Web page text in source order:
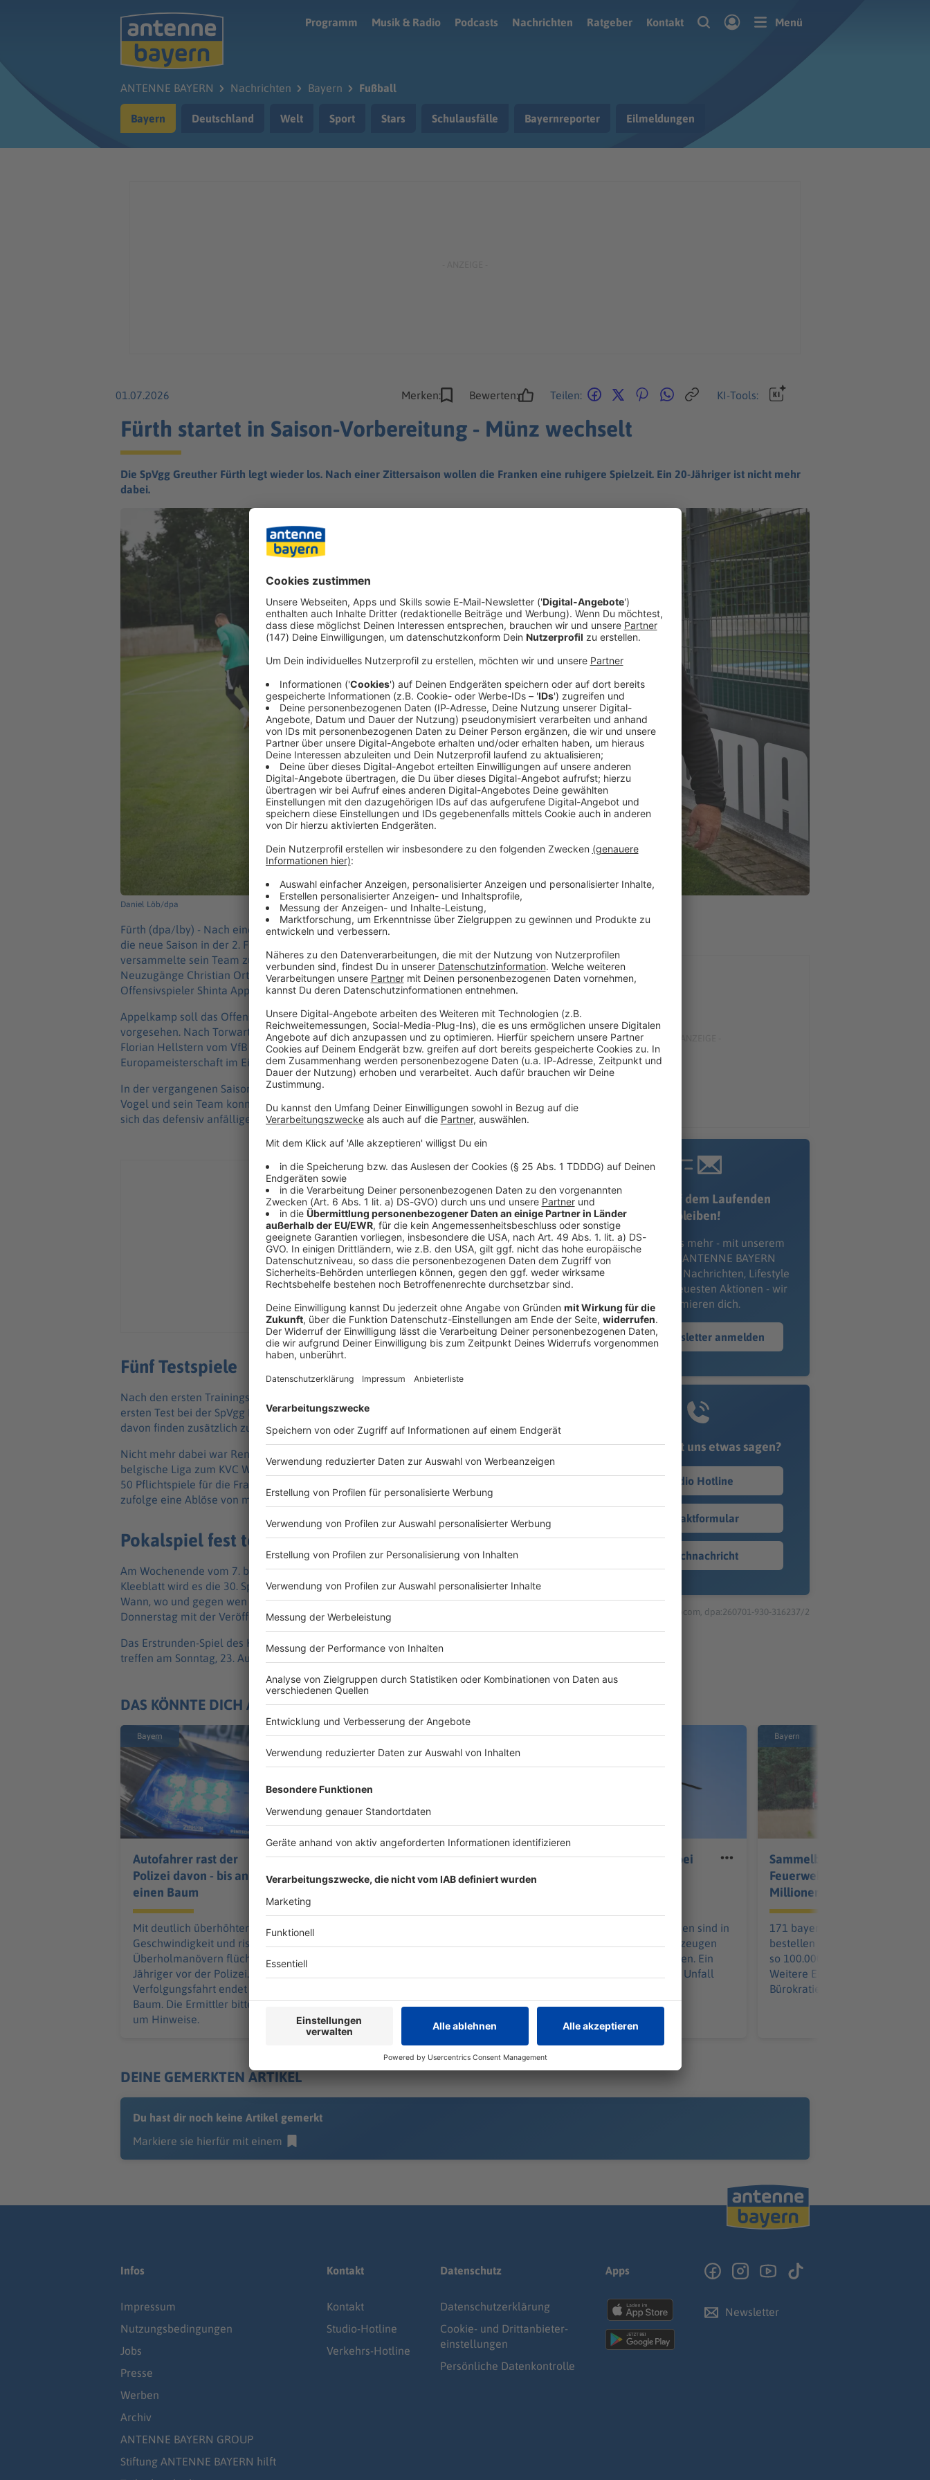
Programm
Musik & Radio Podcasts Nachrichten Ratgeber Kontakt Menü
ANTENNE BAYERN Nachrichten Bayern Fußball
Bayern Deutschland Welt Sport Stars Schulausfälle Bayernreporter Eilmeldungen
01.07.2026 Merken: Bewerten: Teilen: KI-Tools:
Fürth startet in Saison-Vorbereitung - Münz wechselt
Die SpVgg Greuther Fürth legt wieder los. Nach einer Zittersaison wollen die Franken eine ruhigere Spielzeit. Ein 20-Jähriger ist nicht mehr
dabei.
Daniel Löb/dpa
Fürth (dpa/lby) - Nach einer Zittersaison hat die SpVgg Greuther Fürth die Vorbereitung auf
die neue Saison in der 2. Fußball-Bundesliga aufgenommen. Trainer Heiko Vogel
versammelte sein Team zum offiziellen Trainingsauftakt. Mit dabei waren auch die
Neuzugänge Christian Ortag, der seine Routine im Tor weitergeben soll, und der neue
Offensivspieler Shinta Appelkamp.
Appelkamp soll das Offensivspiel ankurbeln, Ortag ist als Backup für die neue Nummer 1
vorgesehen. Nach Torwartproblemen in der vergangenen Saison hatten die Franken Talent
Florian Hellstern vom VfB Stuttgart verpflichtet. Der 18-Jährige ist aktuell bei der U19-
Europameisterschaft im Einsatz.
In der vergangenen Saison mussten die Franken lange um den Klassenverbleib bangen.
Vogel und sein Team konnten diesen erst in der Relegation sichern. In der neuen Saison soll
sich das defensiv anfällige Team stabiler präsentieren.
Fünf Testspiele
Nach den ersten Trainingstagen kommt es für die Spielvereinigung dann am Sonntag zum
ersten Test bei der SpVgg Bayreuth. Es folgen fünf weitere Testspiele im Sommer, zwei
davon finden zusätzlich zum Bayreuth-Spiel in der Region statt - in Eltersdorf und Bamberg.
Nicht mehr dabei war Reno Münz. Der 20 Jahre alte Abwehrspieler wechselt in die erste
belgische Liga zum KVC Westerlo. Münz absolvierte in den vergangenen beiden Spielzeiten
50 Pflichtspiele für die Franken. Der Verkauf des Talents soll den Fürthern Spekulationen
zufolge eine Ablöse von mehr als einer Million Euro einbringen.
Pokalspiel fest terminiert
Am Wochenende vom 7. bis 9. August startet die 2. Bundesliga in die neue Saison. Für das
Kleeblatt wird es die 30. Spielzeit in Serie in den beiden höchsten deutschen Spielklassen.
Wann, wo und gegen wen der Auftakt der Spielvereinigung stattfindet, wird an diesem
Donnerstag mit der Veröffentlichung des Spielplans bekannt.
Das Erstrunden-Spiel des Kleeblatts im DFB-Pokal ist dagegen schon terminiert. Die Fürther
treffen am Sonntag, 23. August, zu Hause auf Ligakonkurrent VfL Bochum.
Immer auf dem Laufenden
bleiben!
Verpass' nichts mehr - mit unserem
kostenlosen ANTENNE BAYERN
Newsletter. Ob Nachrichten, Lifestyle
oder unsere neuesten Aktionen - wir
informieren dich.
Zum Newsletter anmelden
Du möchtest uns etwas sagen?
Studio Hotline
Kontaktformular
Sprachnachricht
© dpa-infocom, dpa:260701-930-316237/2
DAS KÖNNTE DICH AUCH INTERESSIEREN
Bayern
Autofahrer rast der
Polizei davon - bis an
einen Baum
Mit deutlich überhöhter
Geschwindigkeit und riskanten
Überholmanövern flüchtet ein 24-
Jähriger vor der Polizei. Die
Verfolgungsfahrt endet an einem
Baum. Die Ermittler bitten Zeugen
um Hinweise.
Bayern
Trotz 2:0-Vorsprung:
Kein 1860-Sieg zur
München doch nicht zum Heimsieg.
Bayern
Fünf Schwerverletzte bei
Zwei Fahrer aus Tschechien sind in
Ostbayern mit ihren Fahrzeugen
frontal zusammengestoßen. Ein
drittes Auto wurde in den Unfall
Bayern
Sammelbestellung für
Feuerwehrautos soll
Millionen sparen
171 bayerische Kommunen
bestellen gemeinsam - und
so 100.000 pro Löschfahrzeug.
Weitere Einsparungen in der
Bürokratie kommen hinzu.
DEINE GEMERKTEN ARTIKEL
Du hast dir noch keine Artikel gemerkt
Markiere sie hierfür mit einem
Infos
Impressum
Nutzungsbedingungen
Jobs
Presse
Werben
Archiv
ANTENNE BAYERN GROUP
Stiftung ANTENNE BAYERN hilft
Kontakt
Kontakt
Studio-Hotline
Verkehrs-Hotline
Datenschutz
Datenschutz­erklärung
Cookie- und Drittanbieter-
einstellungen
Persönliche Datenkontrolle
Apps
Newsletter